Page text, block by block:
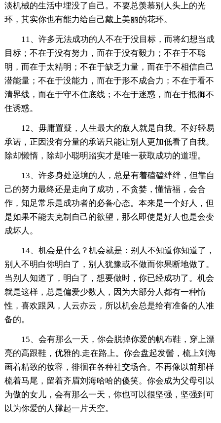
淡机械的生活中埋没了自己。不要总羡慕别人头上的光
环，其实你也有能力给自己戴上美丽的花环。
11、许多无法成功的人不在于没目标，而将幻想当成
目标；不在于没有努力，而在于没有毅力；不在于不聪
明，而在于太精明；不在于缺乏力量，而在于不相信自己
潜能量；不在于没能力，而在于形不成合力；不在于看不
清界线，而在于守不住底线；不在于迷惑，而在于抵御不
住诱惑。
12、毋庸置疑，人生最大的敌人就是自我。不好轻易
承诺，正因没有分量的承诺只能让别人更加低看了自我。
除却懒惰，除却小聪明踏实才是唯一获取成功的道理。
13、许多身处逆境的人，总是有着磕磕绊绊，但靠自
己的努力最终还是走向了成功，不贪婪，懂惜福，会合
作，知足常乐是成功者的必备心态。本来是一个好人，但
是如果不能去克制自己的欲望，那么即使是好人也是会变
成坏人。
14、机会是什么？机会就是：别人不知道你知道了，
别人不明白你明白了，别人犹豫或不做而你果断地做了。
当别人知道了，明白了，想要做时，你已经成功了。机会
就是这样，总是偏爱少数人，因为大部分人都有一种惰
性，喜欢跟风，人云亦云，所以机会总是给有准备的人准
备的。
15、会有那么一天，你会脱掉你爱的帆布鞋，穿上漂
亮的高跟鞋，优雅的.走在路上。你会盘起发髻，梳上刘海
画着精致的妆容，徘徊在各种社交场合。不再像以前那样
梳着马尾，留着齐眉刘海哈哈的傻笑。你会成为父母引以
为傲的女儿，会有那么一天，你也可以很坚强，坚强到可
以为你爱的人撑起一片天空。